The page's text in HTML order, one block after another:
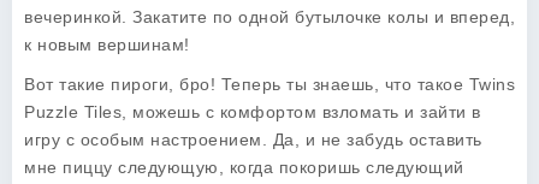
вечеринкой. Закатите по одной бутылочке колы и вперед,
к новым вершинам!
Вот такие пироги, бро! Теперь ты знаешь, что такое Twins
Puzzle Tiles, можешь с комфортом взломать и зайти в
игру с особым настроением. Да, и не забудь оставить
мне пиццу следующую, когда покоришь следующий